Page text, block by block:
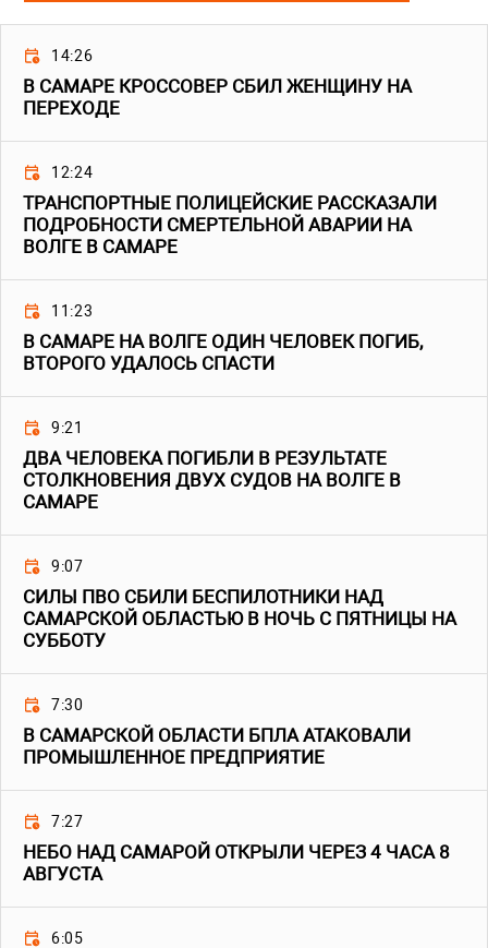
14:26
В САМАРЕ КРОССОВЕР СБИЛ ЖЕНЩИНУ НА
ПЕРЕХОДЕ
12:24
ТРАНСПОРТНЫЕ ПОЛИЦЕЙСКИЕ РАССКАЗАЛИ
ПОДРОБНОСТИ СМЕРТЕЛЬНОЙ АВАРИИ НА
ВОЛГЕ В САМАРЕ
11:23
В САМАРЕ НА ВОЛГЕ ОДИН ЧЕЛОВЕК ПОГИБ,
ВТОРОГО УДАЛОСЬ СПАСТИ
9:21
ДВА ЧЕЛОВЕКА ПОГИБЛИ В РЕЗУЛЬТАТЕ
СТОЛКНОВЕНИЯ ДВУХ СУДОВ НА ВОЛГЕ В
САМАРЕ
9:07
СИЛЫ ПВО СБИЛИ БЕСПИЛОТНИКИ НАД
САМАРСКОЙ ОБЛАСТЬЮ В НОЧЬ С ПЯТНИЦЫ НА
СУББОТУ
7:30
В САМАРСКОЙ ОБЛАСТИ БПЛА АТАКОВАЛИ
ПРОМЫШЛЕННОЕ ПРЕДПРИЯТИЕ
7:27
НЕБО НАД САМАРОЙ ОТКРЫЛИ ЧЕРЕЗ 4 ЧАСА 8
АВГУСТА
6:05